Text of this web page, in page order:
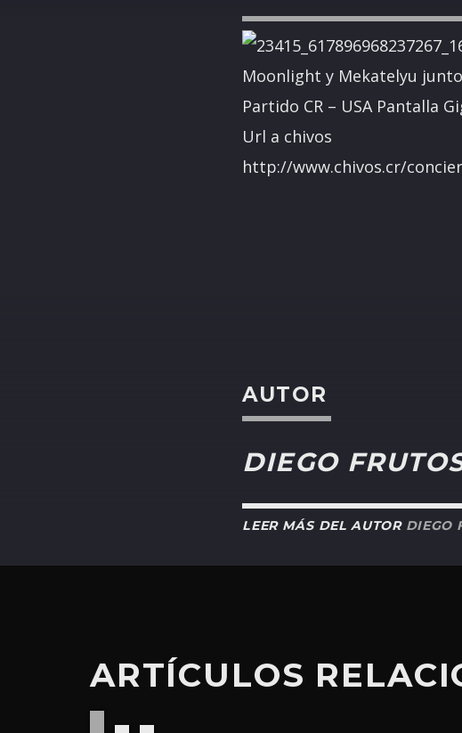
Moonlight y Mekatelyu
Partido CR – USA Pantalla
Url a chivos
http://www.chivos.cr/
AUTOR
DIEGO
LEER MÁS DEL AUTOR DIEGO
ARTÍCULOS